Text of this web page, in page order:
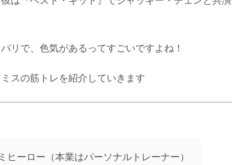
リで、色気があるってすごいですよね！
スの筋トレを紹介していきます
ヒーロー（本業はパーソナルトレーナー）